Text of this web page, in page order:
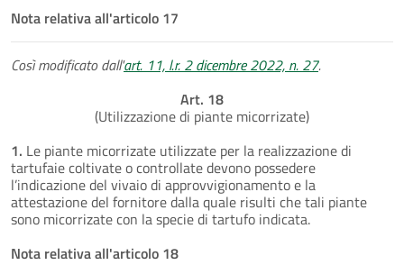
Nota relativa all'articolo 17
Così modificato dall'art. 11, l.r. 2 dicembre 2022, n. 27.
Art. 18
(Utilizzazione di piante micorrizate)
1. Le piante micorrizate utilizzate per la realizzazione di
tartufaie coltivate o controllate devono possedere
l’indicazione del vivaio di approvvigionamento e la
attestazione del fornitore dalla quale risulti che tali piante
sono micorrizate con la specie di tartufo indicata.
Nota relativa all'articolo 18